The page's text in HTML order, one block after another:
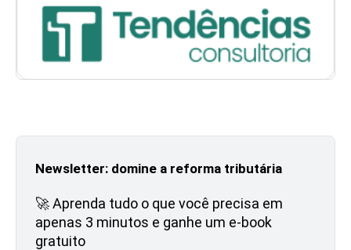
Newsletter: domine a reforma tributária
🚀 Aprenda tudo o que você precisa em
apenas 3 minutos e ganhe um e-book
gratuito